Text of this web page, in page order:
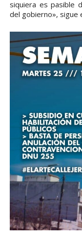
siquiera es pasible
del gobierno», sigue